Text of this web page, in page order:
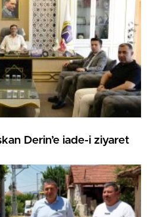
Derin’e iade-i ziyaret